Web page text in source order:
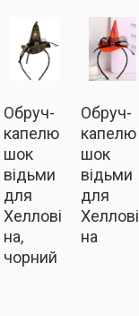
Обруч-
капелю
шок
відьми
для
Хеллові
на,
чорний
Обруч-
капелю
шок
відьми
для
Хеллові
на